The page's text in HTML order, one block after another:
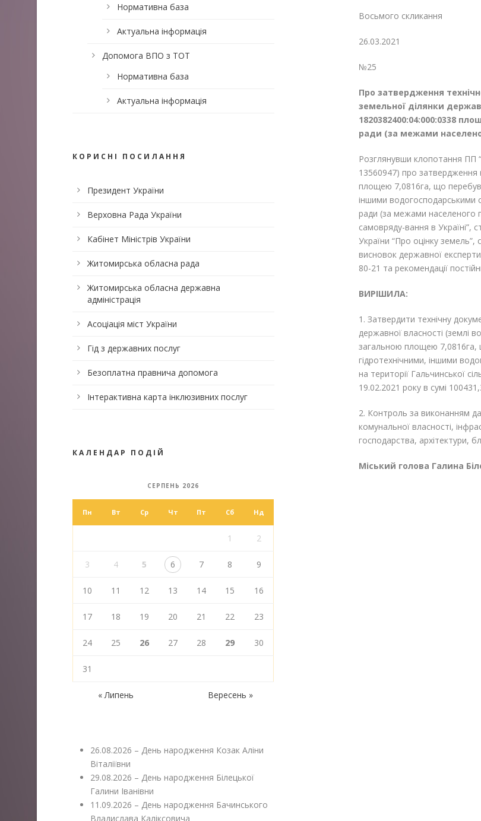
Восьмого скликання
26.03.2021
№25
Про затвердження
земельної ділянки
1820382400:04:000:0338
ради (за межами
Розглянувши клопотання ПП
13560947) про затвердження
площею 7,0816га, що
іншими водогосподарськими
ради (за межами населеного
самовряду-вання в Україні”,
України “Про оцінку
висновок державної
80-21 та рекомендації
ВИРІШИЛА:
1. Затвердити технічну
державної власності (землі
загальною площею 7,0816га,
гідротехнічними, іншими
на території Гальчинської
19.02.2021 року в сумі
2. Контроль за виконанням
комунальної власності,
господарства, архітектури,
Міський голова Галина
Нормативна база
Актуальна інформація
Допомога ВПО з ТОТ
Нормативна база
Актуальна інформація
КОРИСНІ ПОСИЛАННЯ
Президент України
Верховна Рада України
Кабінет Міністрів України
Житомирська обласна рада
Житомирська обласна державна
адміністрація
Асоціація міст України
Гід з державних послуг
Безоплатна правнича допомога
Інтерактивна карта інклюзивних послуг
КАЛЕНДАР ПОДІЙ
СЕРПЕНЬ 2026
Пн Вт Ср Чт Пт Сб Нд
1 2
3 4 5 6 7 8 9
10 11 12 13 14 15 16
17 18 19 20 21 22 23
24 25 26 27 28 29 30
31
« Липень Вересень »
26.08.2026 – День народження Козак Аліни
Віталіївни
29.08.2026 – День народження Білецької
Галини Іванівни
11.09.2026 – День народження Бачинського
Владислава Каліксовича